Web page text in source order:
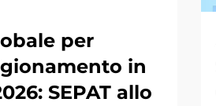
per
in
SEPAT allo